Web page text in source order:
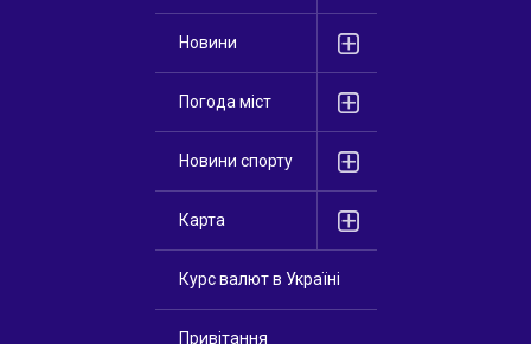
Новини
Погода міст
Новини спорту
Карта
Курс валют в Україні
Привітання